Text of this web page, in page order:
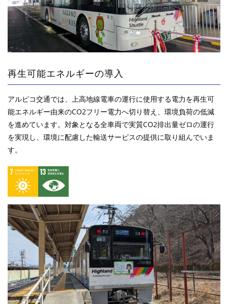
再生可能エネルギーの導入
アルピコ交通では、上高地線電車の運行に使用する電力を再生可
能エネルギー由来のCO2フリー電力へ切り替え、環境負荷の低減
を進めています。対象となる全車両で実質CO2排出量ゼロの運行
を実現し、環境に配慮した輸送サービスの提供に取り組んでいま
す。